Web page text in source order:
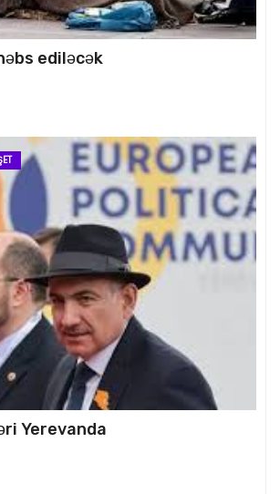
ediləcək
Yerevanda